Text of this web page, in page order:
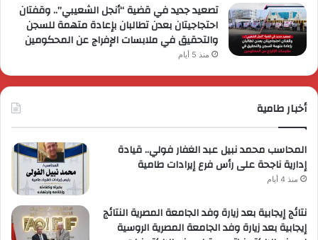
تصعيد جديد في قضية “أنجل الشعيبي”.. وقفتان
احتجاجيتان بعدن تطالبان بإعادة متهمة للسجن
والتحقيق في ملابسات الإفراج عن المحكومين
منذ 5 أيام
أخبار طامية
المحاسب محمد نبيل عبد الغفار فولي.. قيادة
إدارية ناجحة على رأس فرع إيرادات طامية
منذ 4 أيام
نتائج إيجابية بعد زيارة وفد الجامعة المصرية النتائج
إيجابية بعد زيارة وفد الجامعة المصرية الروسية